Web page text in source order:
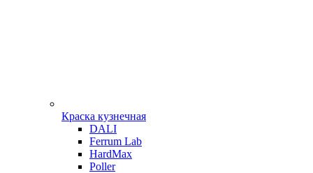
Краска кузнечная
DALI
Ferrum Lab
HardMax
Poller